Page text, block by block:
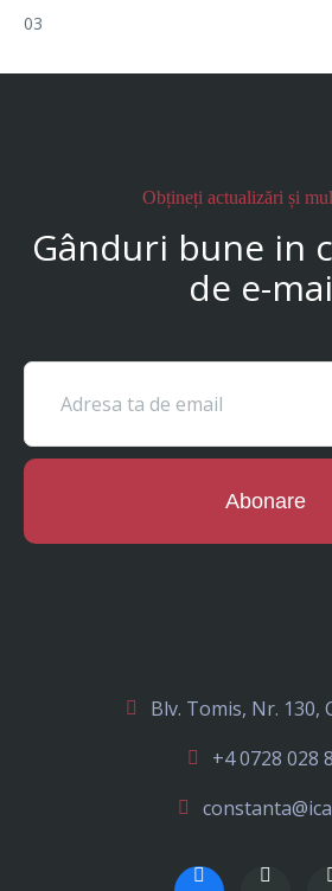
03
Obțineți actualizări și
Gânduri bune in
de e-
Abonare
Blv. Tomis, Nr. 130,
+4 0728 028